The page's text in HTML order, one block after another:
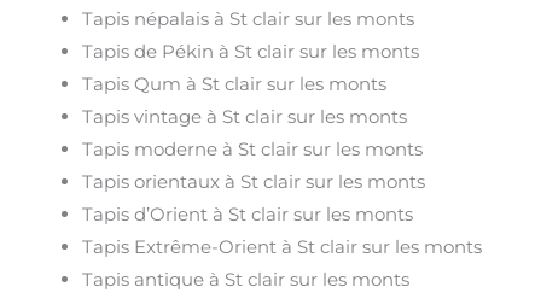
Tapis népalais à St clair sur les monts
Tapis de Pékin à St clair sur les monts
Tapis Qum à St clair sur les monts
Tapis vintage à St clair sur les monts
Tapis moderne à St clair sur les monts
Tapis orientaux à St clair sur les monts
Tapis d’Orient à St clair sur les monts
Tapis Extrême-Orient à St clair sur les monts
Tapis antique à St clair sur les monts